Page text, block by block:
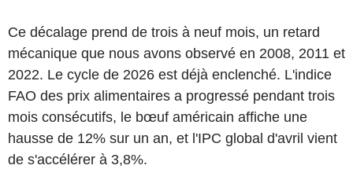
Ce décalage prend de trois à neuf mois, un retard
mécanique que nous avons observé en 2008, 2011 et
2022. Le cycle de 2026 est déjà enclenché. L'indice
FAO des prix alimentaires a progressé pendant trois
mois consécutifs, le bœuf américain affiche une
hausse de 12% sur un an, et l'IPC global d'avril vient
de s'accélérer à 3,8%.